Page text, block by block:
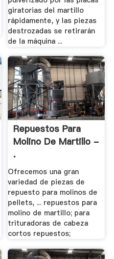
giratorias del martillo
rápidamente, y las piezas
destrozadas se retirarán
de la máquina ...
Repuestos Para
Molino De Martillo -
.
Ofrecemos una gran
variedad de piezas de
repuesto para molinos de
pellets, ... repuestos para
molino de martillo; para
trituradoras de cabeza
cortos repuestos;